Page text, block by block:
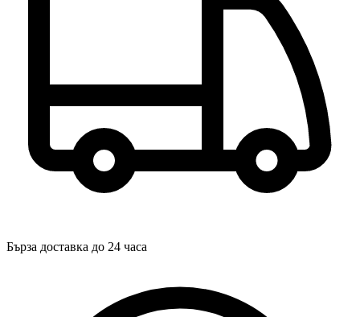
Бърза доставка до 24 часа